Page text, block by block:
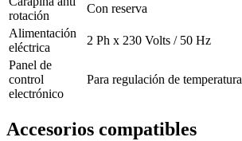
rotación
Con reserva
Alimentación
eléctrica
2 Ph x 230 Volts / 50 Hz
Panel de
control
electrónico
Para regulación de temperatura
Accesorios compatibles